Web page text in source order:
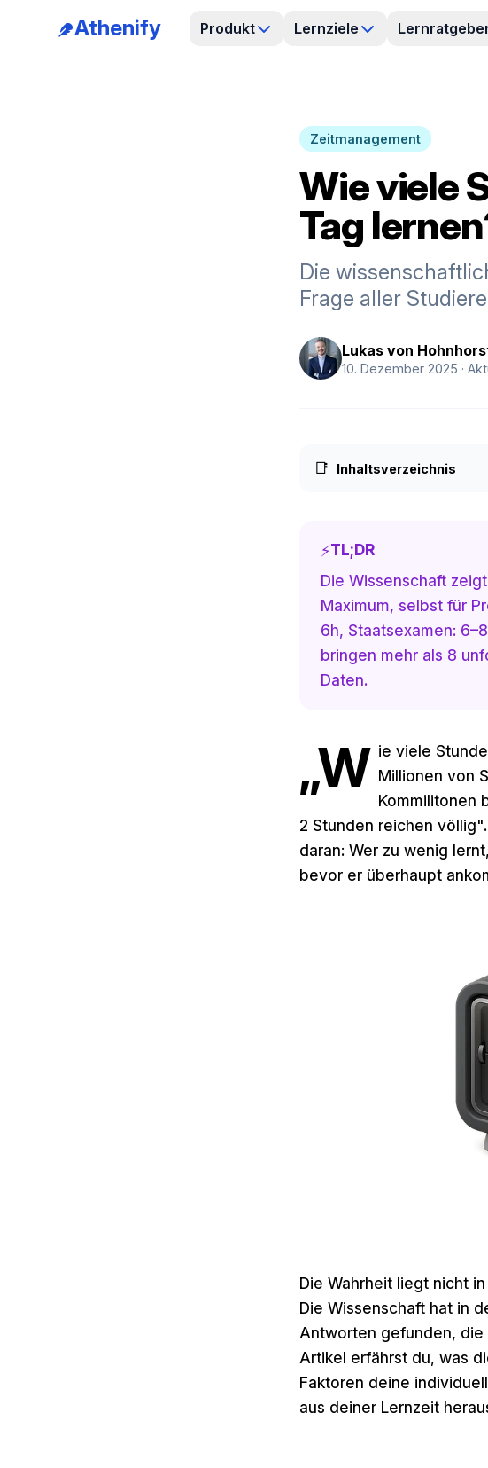
Athenify Produkt Lernziele
Zeitmanagement
Wie viele
Tag
Die
Frage aller
Lukas von
10. Dezember 2025 ·
📑 Inhaltsverzeichnis
⚡TL;DR
Die Wissenschaft
Maximum, selbst für
6h, Staatsexamen:
bringen mehr als 8
Daten.
„W ie viele
Millionen von
Kommilitonen
2 Stunden reichen
daran: Wer zu wenig
bevor er überhaupt
Die Wahrheit liegt nicht
Die Wissenschaft hat in
Antworten gefunden, die
Artikel erfährst du, was
Faktoren deine
aus deiner Lernzeit